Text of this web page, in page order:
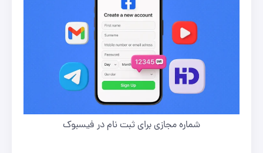
شماره مجازی برای ثبت نام در فیسبوک